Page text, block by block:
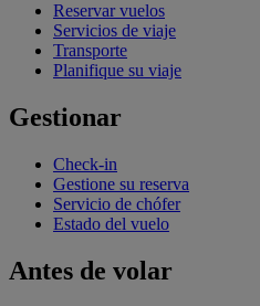
Reservar vuelos
Servicios de viaje
Transporte
Planifique su viaje
Gestionar
Check-in
Gestione su reserva
Servicio de chófer
Estado del vuelo
Antes de volar